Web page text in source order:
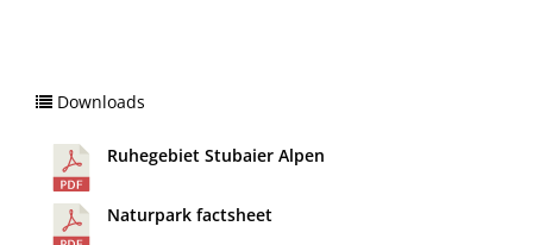
Downloads
Ruhegebiet Stubaier Alpen
Naturpark factsheet